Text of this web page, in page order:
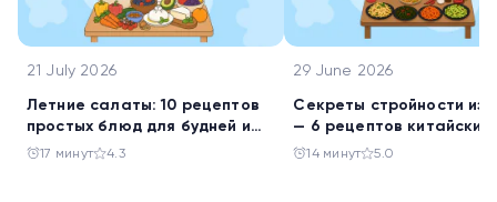
21 July 2026
Летние салаты: 10 рецептов
простых блюд для будней и
праздника
17 минут 4.3
29 June 2026
Секреты стройности из
— 6 рецептов китайских
салатов
14 минут 5.0